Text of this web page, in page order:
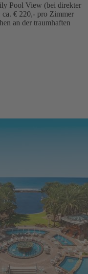
Pool View (bei direkter
€ 220,- pro Zimmer
an der traumhaften